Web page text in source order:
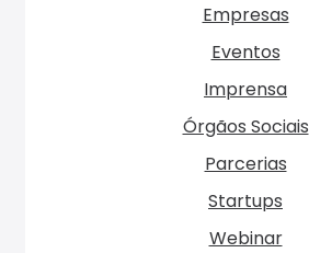
Empresas
Eventos
Imprensa
Órgãos Sociais
Parcerias
Startups
Webinar